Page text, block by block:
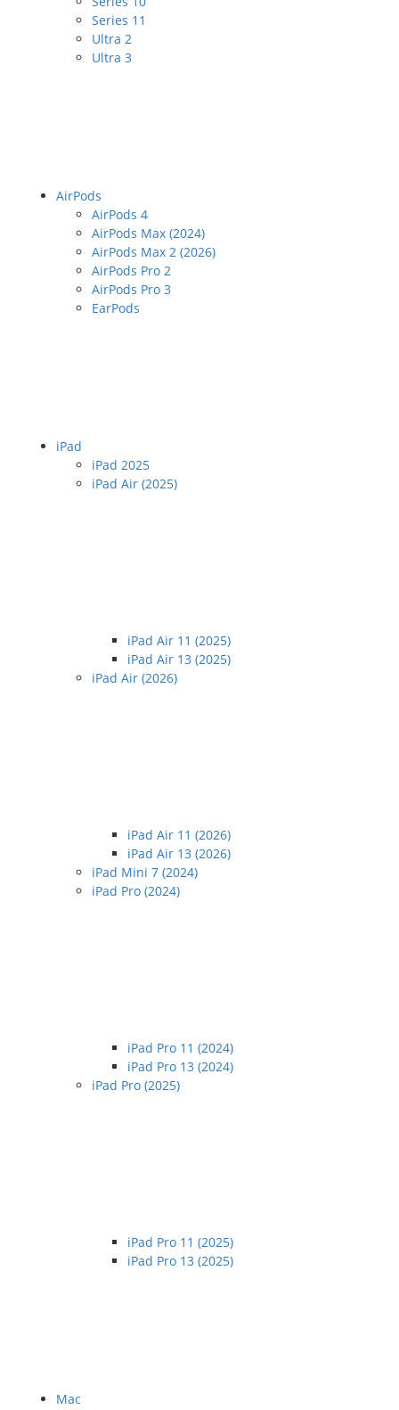
Series 11
Ultra 2
Ultra 3
AirPods
AirPods 4
AirPods Max (2024)
AirPods Max 2 (2026)
AirPods Pro 2
AirPods Pro 3
EarPods
iPad
iPad 2025
iPad Air (2025)
iPad Air 11 (2025)
iPad Air 13 (2025)
iPad Air (2026)
iPad Air 11 (2026)
iPad Air 13 (2026)
iPad Mini 7 (2024)
iPad Pro (2024)
iPad Pro 11 (2024)
iPad Pro 13 (2024)
iPad Pro (2025)
iPad Pro 11 (2025)
iPad Pro 13 (2025)
Mac